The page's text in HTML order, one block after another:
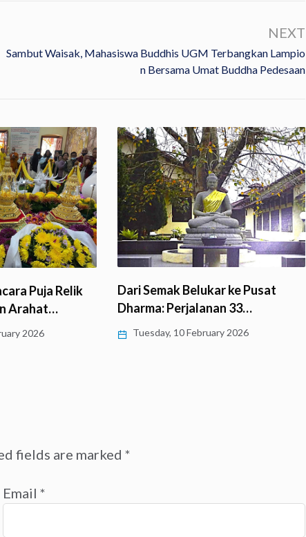
NEXT
Sambut Waisak, Mahasiswa Buddhis UGM Terbangkan Lampio
N Bersama Umat Buddha Pedesaan
ke Pusat
33…
2026
Sejarah Perkembangan Agama
Buddha di Samarinda
Thursday, 5 February 2026
fields are marked *
Email *